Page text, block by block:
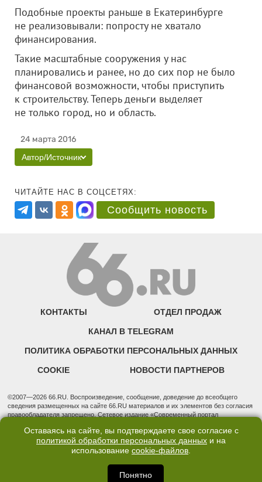
Подобные проекты раньше в Екатеринбурге
не реализовывали: попросту не хватало
финансирования.
Такие масштабные сооружения у нас
планировались и ранее, но до сих пор не было
финансовой возможности, чтобы приступить
к строительству. Теперь деньги выделяет
не только город, но и область.
24 марта 2016
Автор/Источник
ЧИТАЙТЕ НАС В СОЦСЕТЯХ:
Сообщить новость
КОНТАКТЫ ОТДЕЛ ПРОДАЖ
КАНАЛ В TELEGRAM
ПОЛИТИКА ОБРАБОТКИ ПЕРСОНАЛЬНЫХ ДАННЫХ
COOKIE НОВОСТИ ПАРТНЕРОВ
©2007—2026 66.RU. Воспроизведение, сообщение, доведение до всеобщего
сведения размещенных на сайте 66.RU материалов и их элементов без согласия
правообладателя запрещено. Сетевое издание «Современный портал
надзору в сфере связи, информационных технологий и массовых коммуникаций
(Роскомнадзор). Регистрационный номер ЭЛ № ФС 77 - 76634 от 02.09.2019
Учредитель: Общество с ограниченной ответственностью "66.ру". Юридический
3, оф. 7015 Фактический адрес редакции и отдела продаж: 620014, Свердловская
обл., г. Екатеринбург, ул. Бориса Ельцина, д. 3, оф. 7015, +7 (343) 288-50-66
Оставаясь на сайте, вы подтверждаете свое согласие с
политикой обработки персональных данных и на
использование cookie-файлов.
Понятно